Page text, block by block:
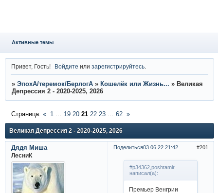
Активные темы
Привет, Гость! Войдите илизарегистрируйтесь
» ЭпохА/теремок/БерлогА » Кошелёк или Жизнь... » Великая
Депрессия 2 - 2020-2025, 2026
Великая Депрессия 2 - 2020-2025, 2026
Страница: « 1 … 19 20 21 22 23 … 62 »
Поделиться 201
03.06.22 21:42
Дядя Миша
ЛесниК
#p34362,poshtamir
написал(а):
Премьер Венгрии